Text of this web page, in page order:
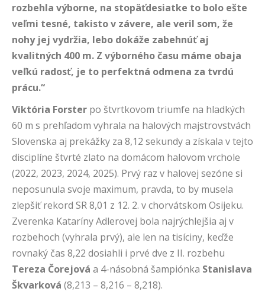
rozbehla výborne, na stopäťdesiatke to bolo ešte
veľmi tesné, takisto v závere, ale veril som, že
nohy jej vydržia, lebo dokáže zabehnúť aj
kvalitných 400 m. Z výborného času máme obaja
veľkú radosť, je to perfektná odmena za tvrdú
prácu.“
Viktória Forster po štvrtkovom triumfe na hladkých
60 m s prehľadom vyhrala na halových majstrovstvách
Slovenska aj prekážky za 8,12 sekundy a získala v tejto
disciplíne štvrté zlato na domácom halovom vrchole
(2022, 2023, 2024, 2025). Prvý raz v halovej sezóne si
neposunula svoje maximum, pravda, to by musela
zlepšiť rekord SR 8,01 z 12. 2. v chorvátskom Osijeku.
Zverenka Kataríny Adlerovej bola najrýchlejšia aj v
rozbehoch (vyhrala prvý), ale len na tisíciny, keďže
rovnaký čas 8,22 dosiahli i prvé dve z II. rozbehu
Tereza Čorejová a 4-násobná šampiónka Stanislava
Škvarková (8,213 – 8,216 – 8,218).